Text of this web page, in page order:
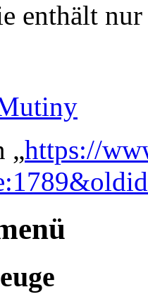
enthält
„https://